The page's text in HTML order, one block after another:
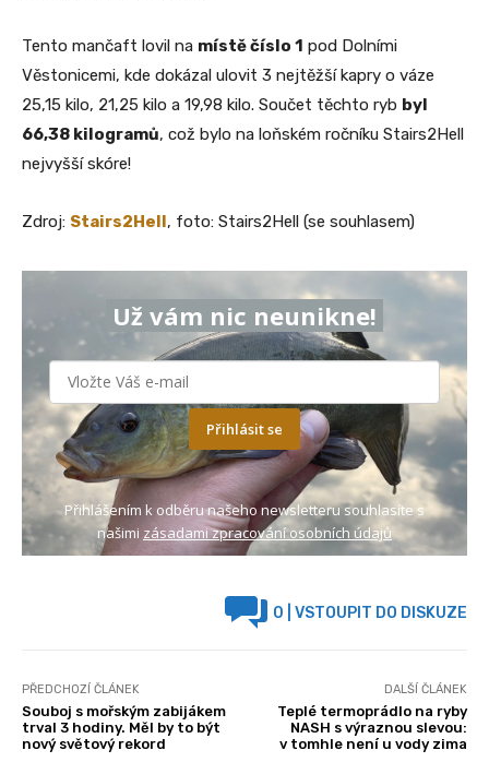
Tento mančaft lovil na místě číslo 1 pod Dolními
Věstonicemi, kde dokázal ulovit 3 nejtěžší kapry o váze
25,15 kilo, 21,25 kilo a 19,98 kilo. Součet těchto ryb byl
66,38 kilogramů, což bylo na loňském ročníku Stairs2Hell
nejvyšší skóre!
Zdroj: Stairs2Hell , foto: Stairs2Hell (se souhlasem)
Už vám nic neunikne!
Přihlásit se
Přihlášením k odběru našeho newsletteru souhlasíte s
našimi zásadami zpracování osobních údajů
0 | VSTOUPIT DO DISKUZE
PŘEDCHOZÍ ČLÁNEK
Souboj s mořským zabijákem
trval 3 hodiny. Měl by to být
nový světový rekord
DALŠÍ ČLÁNEK
Teplé termoprádlo na ryby
NASH s výraznou slevou:
v tomhle není u vody zima